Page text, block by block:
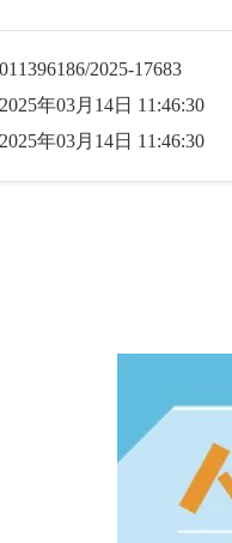
2025-17683
年03月14日 11:46:30
年03月14日 11:46:30